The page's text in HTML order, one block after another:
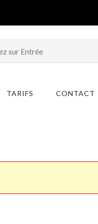
TARIFS CONTACT